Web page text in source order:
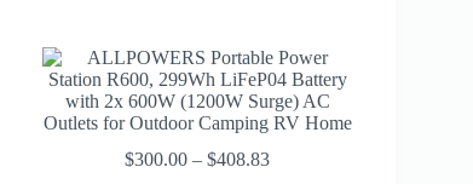
$300.00 –$408.83価